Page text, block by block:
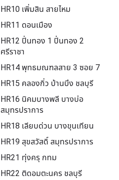
HR10 เพิ่มสิน สายไหม
HR11 ดอนเมือง
HR12 ปิ่นทอง 1 ปิ่นทอง 2
ศรีราชา
HR14 พุทธมณฑลสาย 3 ซอย 7
HR15 คลองกิ่ว บ้านบึง ชลบุรี
HR16 นิคมบางพลี บางบ่อ
สมุทรปราการ
HR18 เลียบด่วน บางขุนเทียน
HR19 สุขสวัสดิ์ สมุทรปราการ
HR21 ทุ่งครุ กทม
HR22 ติดอมตะนคร ชลบุรี